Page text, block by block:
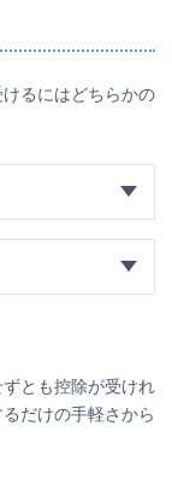
るにはどちらかの
とも控除が受けれ
だけの手軽さから